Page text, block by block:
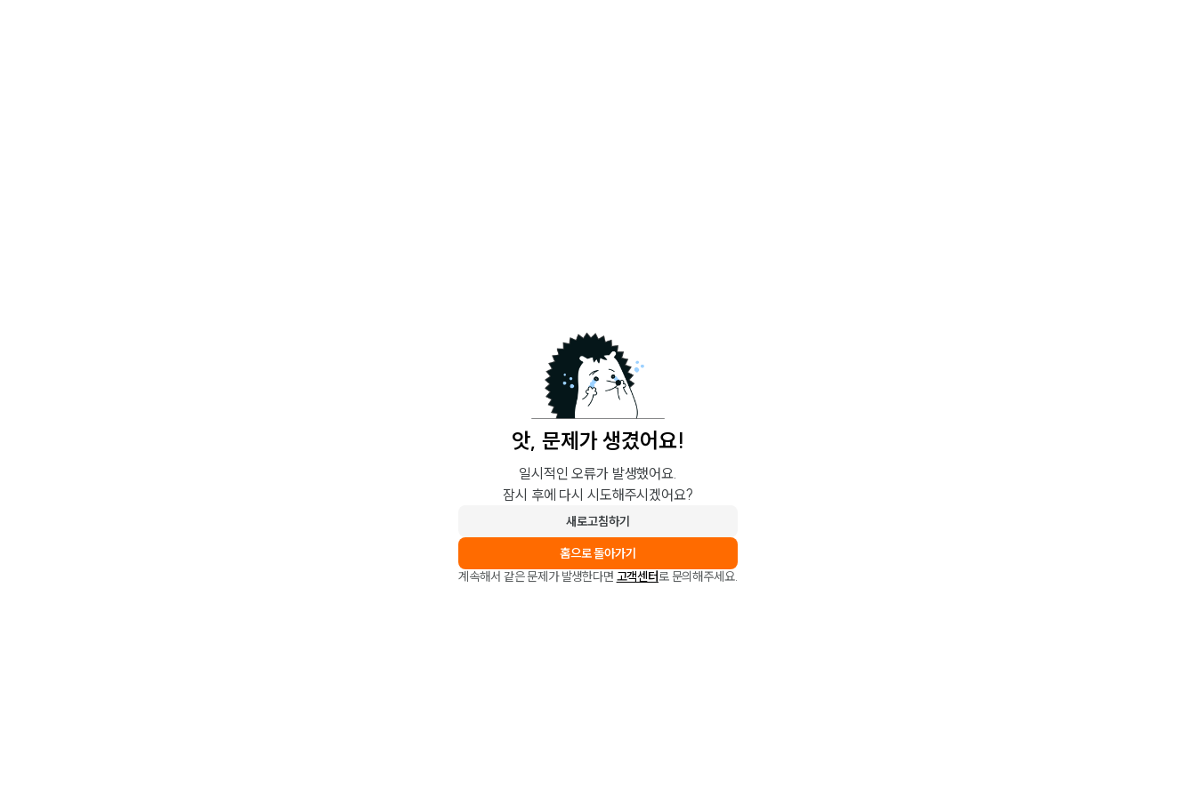
앗, 문제가 생겼어요!
일시적인 오류가 발생했어요.
잠시 후에 다시 시도해주시겠어요?
새로고침하기
홈으로 돌아가기
계속해서 같은 문제가 발생한다면 고객센터로 문의해주세요.